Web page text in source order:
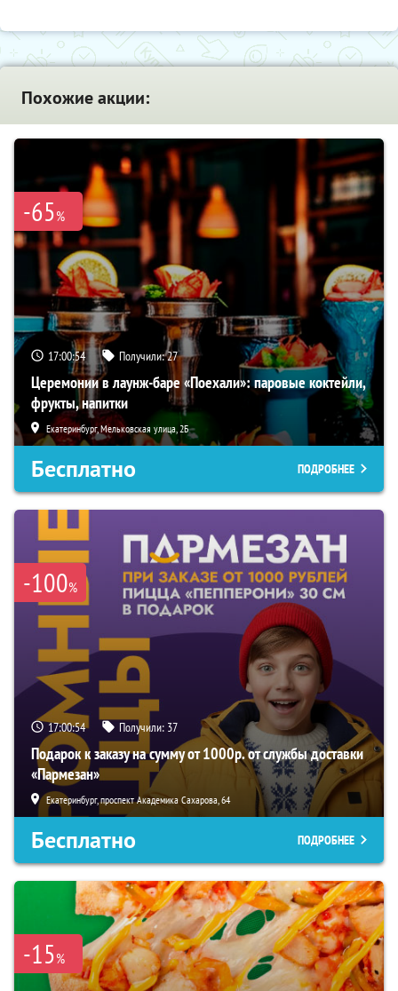
Похожие акции:
-65%
17:00:54 Получили:27
Церемонии в лаунж-баре «Поехали»: паровые коктейли,
фрукты, напитки
Екатеринбург, Мельковская улица, 2Б
Бесплатно ПОДРОБНЕЕ
-100%
17:00:54 Получили: 37
Подарок к заказу на сумму от 1000р. от службы доставки
«Пармезан»
Екатеринбург, проспект Академика Сахарова, 64
Бесплатно ПОДРОБНЕЕ
-15%